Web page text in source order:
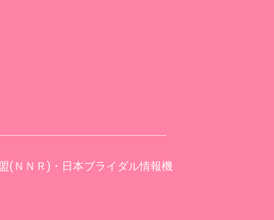
(ＮＮＲ)・日本ブライダル情報機